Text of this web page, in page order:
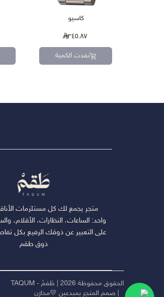
كاسيو
٣٤٥.٨٧
نفدت الكمية
متجر يجمع لك كل مستلزمات
واحد: الساعات، النظارات، الأقلام،
على التعبير عن ذوقك الرفيع بكل
ذوق طقم
الحقوق محفوظة 2026 | طَقمْ - TAQUM